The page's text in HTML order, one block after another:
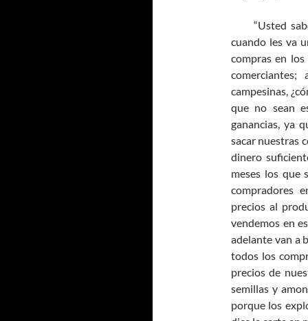
“Usted sabe
cuando les va
compras en
campesinas,
que no sean
ganancias, ya
sacar nuestras
dinero
meses los que
compradores
precios al
vendemos en
adelante van a
todos los
precios de
semillas y
porque los